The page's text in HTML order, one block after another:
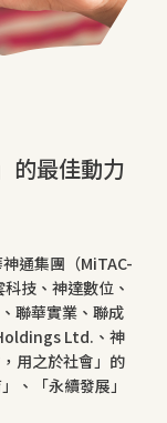
的最佳動力
通集團（MiTAC-
技、神達數位、
聯華實業、聯成
Ltd.、神
用之於社會」的
、「永續發展」